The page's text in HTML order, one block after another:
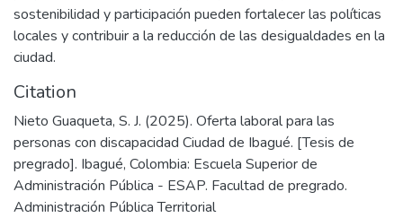
sostenibilidad y participación pueden fortalecer las políticas
locales y contribuir a la reducción de las desigualdades en la
ciudad.
Citation
Nieto Guaqueta, S. J. (2025). Oferta laboral para las
personas con discapacidad Ciudad de Ibagué. [Tesis de
pregrado]. Ibagué, Colombia: Escuela Superior de
Administración Pública - ESAP. Facultad de pregrado.
Administración Pública Territorial